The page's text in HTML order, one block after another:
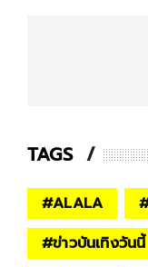
TAGS
#ALALA
#ข่าวบันเทิงวันนี้